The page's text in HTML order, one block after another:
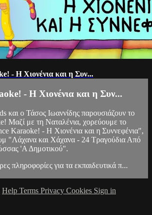
- Η Χιονένια και η Συν...
- Η Χιονένια και η Συν...
και ο Τάσος Ιωαννίδης παρουσιάζουν το
Μαζί με τη Ναταλένια, χορεύουμε το
Karaoke! - Η Χιονένια και η Συννεφένια",
"Λάχανα και Χάχανα - 24 Τραγούδια Από
'Α Δημοτικού".
πληροφορίες για τα εκπαιδευτικά π...
Help Terms Privacy Cookies Sign in